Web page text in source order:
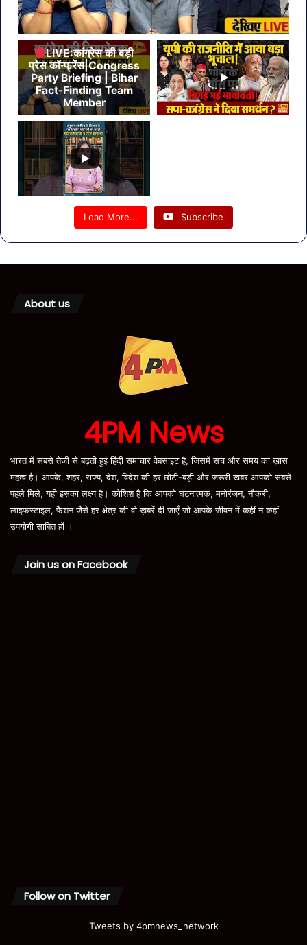
LIVE:कांग्रेस की बड़ी
प्रेस कॉन्फ्रेंस|Congress
Party Briefing | Bihar
Fact-Finding Team
Member
Load More... Subscribe
About us
4PM News
भारत में सबसे तेजी से बढ़ती हुई हिंदी समाचार वेबसाइट है, जिसमें सच और समय का ख़ास
महत्व है। आपके, शहर, राज्य, देश, विदेश की हर छोटी-बड़ी और जरूरी खबर आपको सबसे
पहले मिले, यही इसका लक्ष्य है। कोशिश है कि आपको घटनात्मक, मनोरंजन, नौकरी,
लाइफस्टाइल, फैशन जैसे हर क्षेत्र की वो ख़बरें दी जाएँ जो आपके जीवन में कहीं न कहीं
उपयोगी साबित हों ।
Join us on Facebook
Follow on Twitter
Tweets by 4pmnews_network